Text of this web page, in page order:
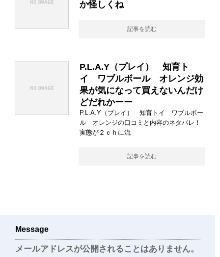
か怪しくね
記事を読む
P.L.A.Y（プレイ） 知育ト
イ ワブルボール オレンジ効
果が気になって買えないんだけ
どだれかーー
P.L.A.Y（プレイ） 知育トイ ワブルボー
ル オレンジの口コミと内容のネタバレ！
実態が２ｃｈに流
記事を読む
Message
メールアドレスが公開されることはありません。